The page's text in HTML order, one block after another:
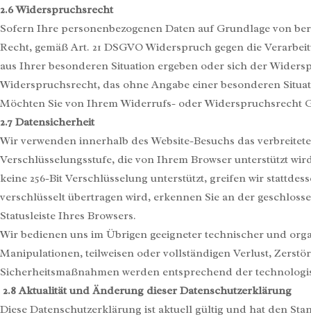
2.6 Widerspruchsrecht
Sofern Ihre personenbezogenen Daten auf Grundlage von
Recht, gemäß Art. 21 DSGVO Widerspruch gegen die
aus Ihrer besonderen Situation ergeben oder sich der
Widerspruchsrecht, das ohne Angabe einer besonderen
Möchten Sie von Ihrem Widerrufs- oder Widerspruchsrecht
2.7 Datensicherheit
Wir verwenden innerhalb des Website-Besuchs das
Verschlüsselungsstufe, die von Ihrem Browser unterstützt
keine 256-Bit Verschlüsselung unterstützt, greifen wir
verschlüsselt übertragen wird, erkennen Sie an der
Statusleiste Ihres Browsers.
Wir bedienen uns im Übrigen geeigneter technischer und
Manipulationen, teilweisen oder vollständigen Verlust,
Sicherheitsmaßnahmen werden entsprechend der
2.8Aktualität und Änderung dieser Datenschutzerklärung
Diese Datenschutzerklärung ist aktuell gültig und hat den